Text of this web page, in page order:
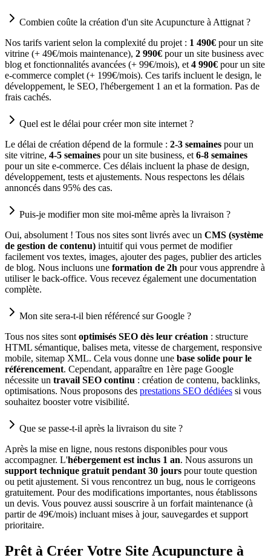
Combien coûte la création d'un site Acupuncture à Attignat ?
Nos tarifs varient selon la complexité du projet : 1 490€ pour un site
vitrine (+ 49€/mois maintenance), 2 990€ pour un site business avec
blog et fonctionnalités avancées (+ 99€/mois), et 4 990€ pour un site
e-commerce complet (+ 199€/mois). Ces tarifs incluent le design, le
développement, le SEO, l'hébergement 1 an et la formation. Pas de
frais cachés.
Quel est le délai pour créer mon site internet ?
Le délai de création dépend de la formule : 2-3 semaines pour un
site vitrine, 4-5 semaines pour un site business, et 6-8 semaines
pour un site e-commerce. Ces délais incluent la phase de design,
développement, tests et ajustements. Nous respectons les délais
annoncés dans 95% des cas.
Puis-je modifier mon site moi-même après la livraison ?
Oui, absolument ! Tous nos sites sont livrés avec un CMS (système
de gestion de contenu) intuitif qui vous permet de modifier
facilement vos textes, images, ajouter des pages, publier des articles
de blog. Nous incluons une formation de 2h pour vous apprendre à
utiliser le back-office. Vous recevez également une documentation
complète.
Mon site sera-t-il bien référencé sur Google ?
Tous nos sites sont optimisés SEO dès leur création : structure
HTML sémantique, balises meta, vitesse de chargement, responsive
mobile, sitemap XML. Cela vous donne une base solide pour le
référencement. Cependant, apparaître en 1ère page Google
nécessite un travail SEO continu : création de contenu, backlinks,
optimisations. Nous proposons des prestations SEO dédiées si vous
souhaitez booster votre visibilité.
Que se passe-t-il après la livraison du site ?
Après la mise en ligne, nous restons disponibles pour vous
accompagner. L'hébergement est inclus 1 an. Nous assurons un
support technique gratuit pendant 30 jours pour toute question
ou petit ajustement. Si vous rencontrez un bug, nous le corrigeons
gratuitement. Pour des modifications importantes, nous établissons
un devis. Vous pouvez aussi souscrire à un forfait maintenance (à
partir de 49€/mois) incluant mises à jour, sauvegardes et support
prioritaire.
Prêt à Créer Votre Site Acupuncture à